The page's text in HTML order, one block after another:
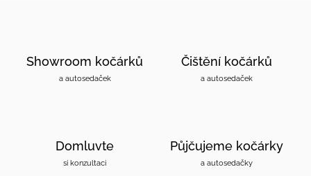
Showroom kočárků
a autosedaček
Čištění kočárků
a autosedaček
Domluvte
si konzultaci
Půjčujeme kočárky
a autosedačky